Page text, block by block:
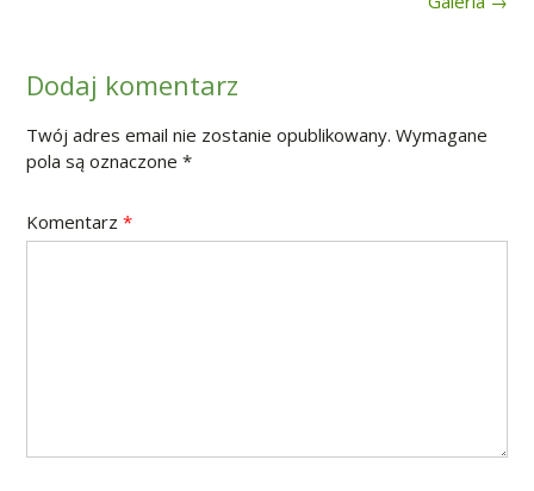
Dodaj komentarz
Twój adres email nie zostanie opublikowany. Wymagane
pola są oznaczone *
Komentarz *